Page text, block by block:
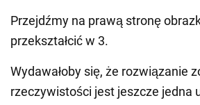
Przejdźmy na prawą stronę
przekształcić w 3.
Wydawałoby się, że rozwiązanie
rzeczywistości jest jeszcze jedna